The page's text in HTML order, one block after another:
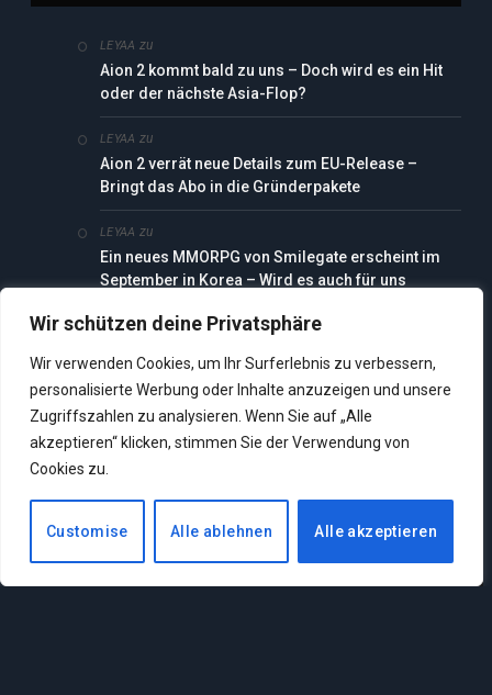
Wir schützen deine Privatsphäre
Wir verwenden Cookies, um Ihr Surferlebnis zu verbessern,
personalisierte Werbung oder Inhalte anzuzeigen und unsere
Zugriffszahlen zu analysieren. Wenn Sie auf „Alle
akzeptieren“ klicken, stimmen Sie der Verwendung von
Cookies zu.
Customise Alle ablehnen Alle akzeptieren
LEYAA zu
Aion 2 kommt bald zu uns – Doch wird es ein Hit
oder der nächste Asia-Flop?
LEYAA zu
Aion 2 verrät neue Details zum EU-Release –
Bringt das Abo in die Gründerpakete
LEYAA zu
Ein neues MMORPG von Smilegate erscheint im
September in Korea – Wird es auch für uns
Die besten MMORPGs 2026 – Alle großen Spiele
im Vergleich
ZOLIPEIzu
Was ist WoW Classic+? Alles zu möglichen